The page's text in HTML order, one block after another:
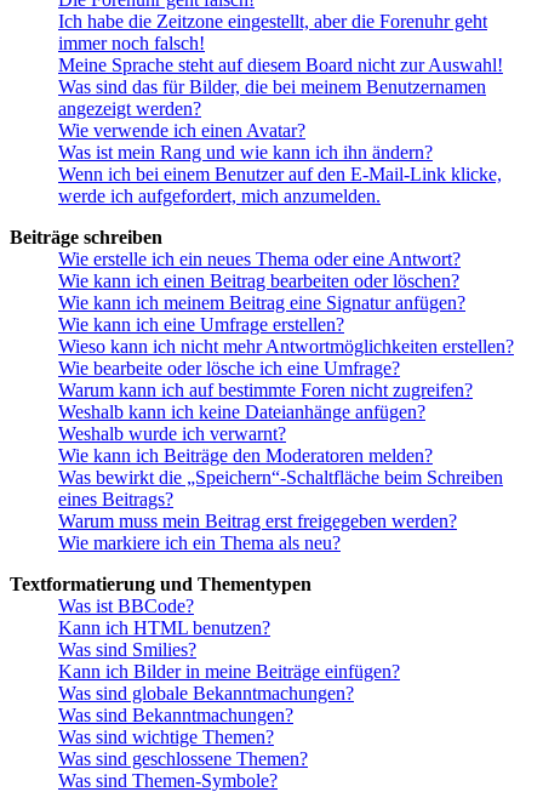
Ich habe die Zeitzone eingestellt, aber die Forenuhr geht
immer noch falsch!
Meine Sprache steht auf diesem Board nicht zur Auswahl!
Was sind das für Bilder, die bei meinem Benutzernamen
angezeigt werden?
Wie verwende ich einen Avatar?
Was ist mein Rang und wie kann ich ihn ändern?
Wenn ich bei einem Benutzer auf den E-Mail-Link klicke,
werde ich aufgefordert, mich anzumelden.
Beiträge schreiben
Wie erstelle ich ein neues Thema oder eine Antwort?
Wie kann ich einen Beitrag bearbeiten oder löschen?
Wie kann ich meinem Beitrag eine Signatur anfügen?
Wie kann ich eine Umfrage erstellen?
Wieso kann ich nicht mehr Antwortmöglichkeiten erstellen?
Wie bearbeite oder lösche ich eine Umfrage?
Warum kann ich auf bestimmte Foren nicht zugreifen?
Weshalb kann ich keine Dateianhänge anfügen?
Weshalb wurde ich verwarnt?
Wie kann ich Beiträge den Moderatoren melden?
Was bewirkt die „Speichern“-Schaltfläche beim Schreiben
eines Beitrags?
Warum muss mein Beitrag erst freigegeben werden?
Wie markiere ich ein Thema als neu?
Textformatierung und Thementypen
Was ist BBCode?
Kann ich HTML benutzen?
Was sind Smilies?
Kann ich Bilder in meine Beiträge einfügen?
Was sind globale Bekanntmachungen?
Was sind Bekanntmachungen?
Was sind wichtige Themen?
Was sind geschlossene Themen?
Was sind Themen-Symbole?